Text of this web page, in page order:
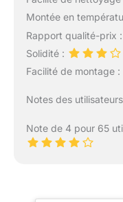
Montée en
Rapport qualité-prix :
Solidité :
Facilité de montage :
Notes des
Note de 4 pour 65